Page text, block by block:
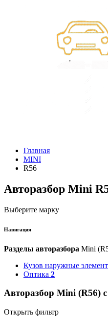
Главная
MINI
R56
Авторазбор Mini
Выберите марку
Навигация
Разделы авторазбора Mini
Кузов наружные
Оптика 2
Авторазбор Mini (R56)
Открыть фильтр